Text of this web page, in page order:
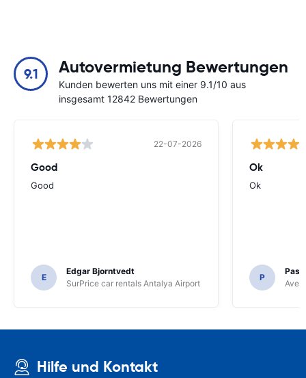
9.1 Autovermietung Bewertungen
Kunden bewerten uns mit einer 9.1/10 aus
insgesamt 12842 Bewertungen
22-07-2026
Good
Good
E
Edgar Bjorntvedt
SurPrice car rentals Antalya Airport
Ok
Ok
P
Avec
Hilfe und Kontakt